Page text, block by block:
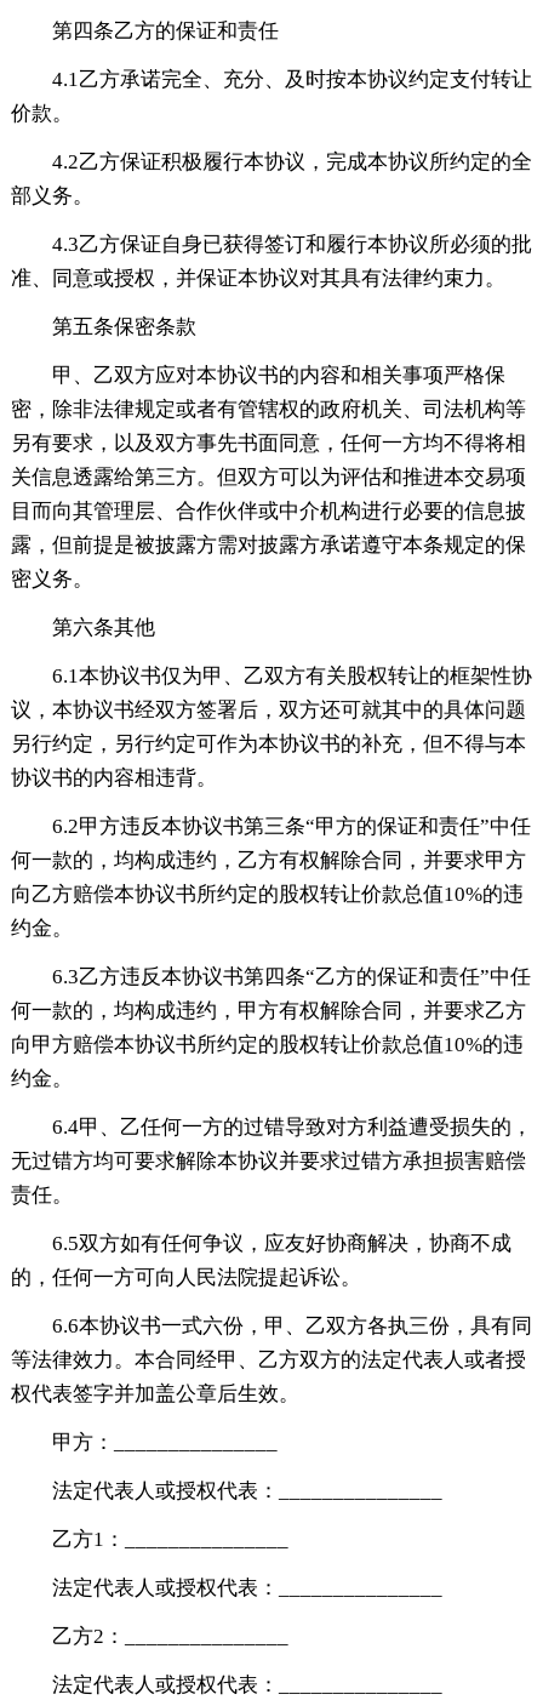
第四条乙方的保证和责任
4.1乙方承诺完全、充分、及时按本协议约定支付转让
价款。
4.2乙方保证积极履行本协议，完成本协议所约定的全
部义务。
4.3乙方保证自身已获得签订和履行本协议所必须的批
准、同意或授权，并保证本协议对其具有法律约束力。
第五条保密条款
甲、乙双方应对本协议书的内容和相关事项严格保
密，除非法律规定或者有管辖权的政府机关、司法机构等
另有要求，以及双方事先书面同意，任何一方均不得将相
关信息透露给第三方。但双方可以为评估和推进本交易项
目而向其管理层、合作伙伴或中介机构进行必要的信息披
露，但前提是被披露方需对披露方承诺遵守本条规定的保
密义务。
第六条其他
6.1本协议书仅为甲、乙双方有关股权转让的框架性协
议，本协议书经双方签署后，双方还可就其中的具体问题
另行约定，另行约定可作为本协议书的补充，但不得与本
协议书的内容相违背。
6.2甲方违反本协议书第三条“甲方的保证和责任”中任
何一款的，均构成违约，乙方有权解除合同，并要求甲方
向乙方赔偿本协议书所约定的股权转让价款总值10%的违
约金。
6.3乙方违反本协议书第四条“乙方的保证和责任”中任
何一款的，均构成违约，甲方有权解除合同，并要求乙方
向甲方赔偿本协议书所约定的股权转让价款总值10%的违
约金。
6.4甲、乙任何一方的过错导致对方利益遭受损失的，
无过错方均可要求解除本协议并要求过错方承担损害赔偿
责任。
6.5双方如有任何争议，应友好协商解决，协商不成
的，任何一方可向人民法院提起诉讼。
6.6本协议书一式六份，甲、乙双方各执三份，具有同
等法律效力。本合同经甲、乙方双方的法定代表人或者授
权代表签字并加盖公章后生效。
甲方：_______________
法定代表人或授权代表：_______________
乙方1：_______________
法定代表人或授权代表：_______________
乙方2：_______________
法定代表人或授权代表：_______________